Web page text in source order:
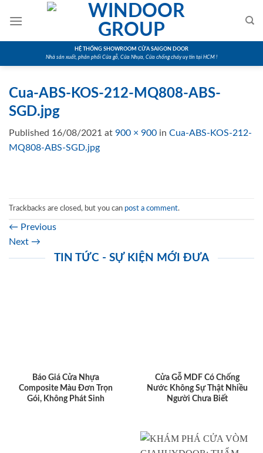
HỆ THỐNG SHOWROOM CỬA SAIGON DOOR
Nhà sản xuất, phân phối Cửa gỗ, Cửa Nhựa, Cửa chống cháy uy tín tại HCM !
Cua-ABS-KOS-212-MQ808-ABS-
SGD.jpg
Published 16/08/2021 at 900 × 900 in Cua-ABS-KOS-212-
MQ808-ABS-SGD.jpg
Trackbacks are closed, but you can post a comment.
← Previous
Next →
TIN TỨC - SỰ KIỆN MỚI ĐƯA
Báo Giá Cửa Nhựa
Composite Màu Đơn Trọn
Gói, Không Phát Sinh
Cửa Gỗ MDF Có Chống
Nước Không Sự Thật Nhiều
Người Chưa Biết